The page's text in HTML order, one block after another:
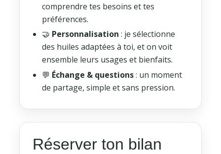
comprendre tes besoins et tes
préférences.
🤝 Personnalisation : je sélectionne
des huiles adaptées à toi, et on voit
ensemble leurs usages et bienfaits.
💬 Échange & questions: un moment
de partage, simple et sans pression.
Réserver ton bilan